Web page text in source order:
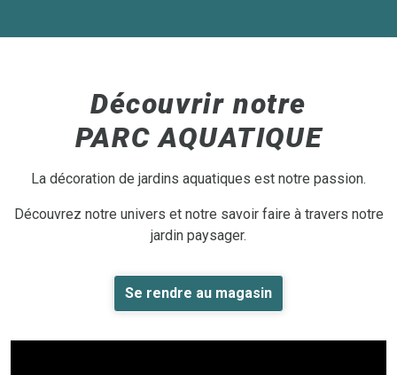
Découvrir notre
PARC AQUATIQUE
La décoration de jardins aquatiques est notre passion.
Découvrez notre univers et notre savoir faire à travers notre
jardin paysager.
Se rendre au magasin